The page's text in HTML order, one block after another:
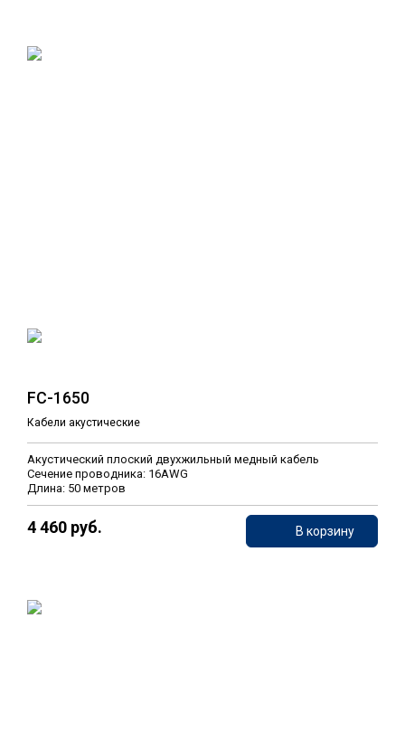
FC-1650
Кабели акустические
Акустический плоский двухжильный медный кабель
Сечение проводника: 16AWG
Длина: 50 метров
4 460 руб. В корзину